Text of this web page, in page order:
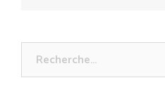
Rechercher :